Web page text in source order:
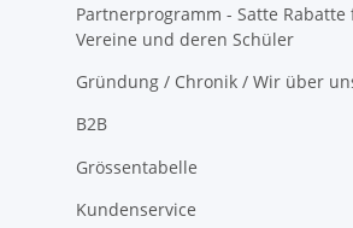
Partnerprogramm - Satte Rabatte
Vereine und deren Schüler
Gründung / Chronik / Wir über
B2B
Grössentabelle
Kundenservice